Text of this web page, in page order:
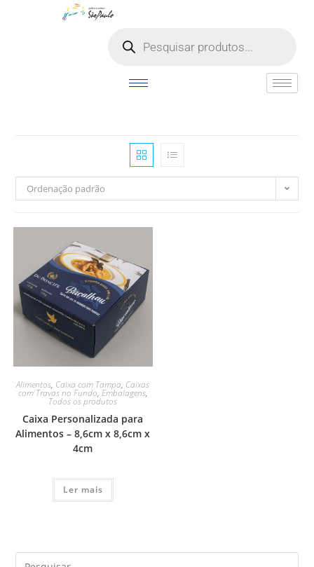
Ordenação padrão
Alimentos, Caixa com Tampa, Caixas
com Travas no Fundo, Embalagens,
Todos os produtos
Caixa Personalizada para
Alimentos – 8,6cm x 8,6cm x
4cm
Ler mais